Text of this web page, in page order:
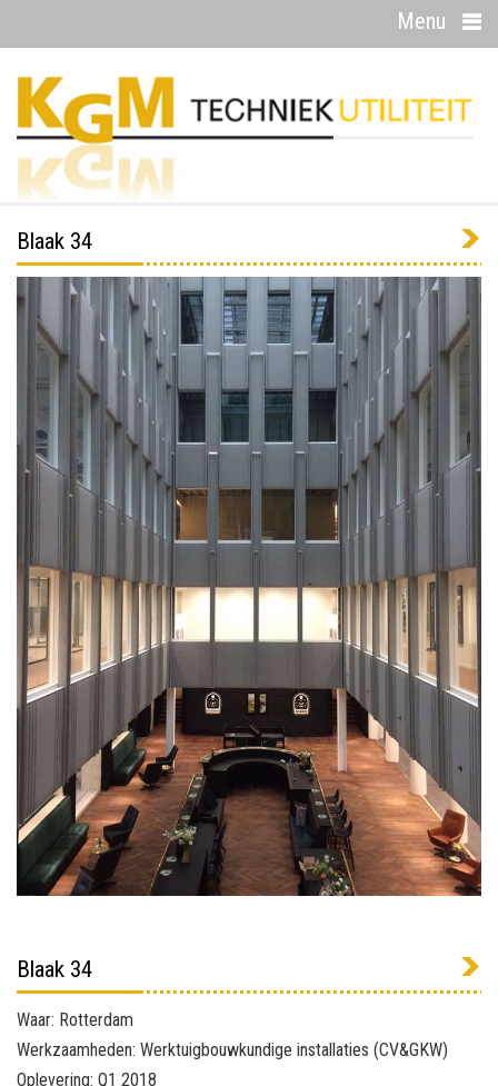
Menu
Blaak 34
Blaak 34
Waar: Rotterdam
Werkzaamheden: Werktuigbouwkundige installaties (CV&GKW)
Oplevering: Q1 2018